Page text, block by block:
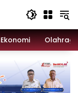
Ekonomi